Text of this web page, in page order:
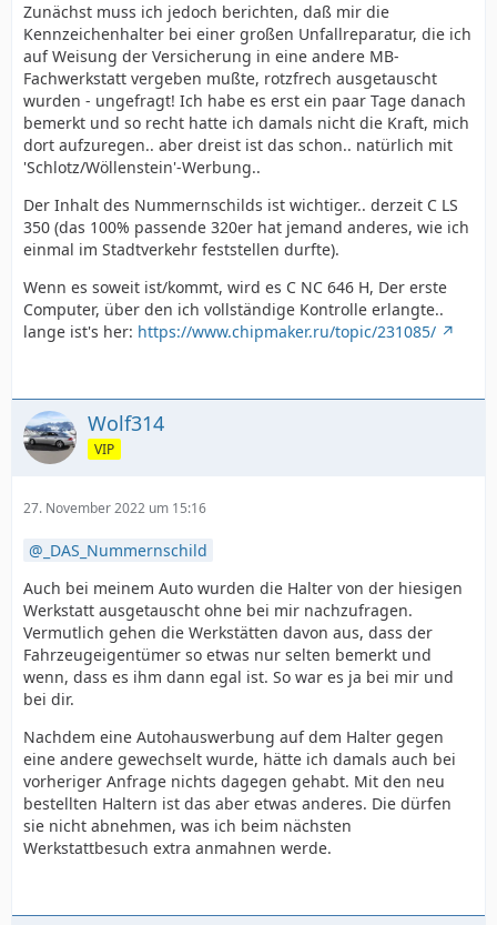
Zunächst muss ich jedoch berichten, daß mir die
Kennzeichenhalter bei einer großen Unfallreparatur, die ich
auf Weisung der Versicherung in eine andere MB-
Fachwerkstatt vergeben mußte, rotzfrech ausgetauscht
wurden - ungefragt! Ich habe es erst ein paar Tage danach
bemerkt und so recht hatte ich damals nicht die Kraft, mich
dort aufzuregen.. aber dreist ist das schon.. natürlich mit
'Schlotz/Wöllenstein'-Werbung..
Der Inhalt des Nummernschilds ist wichtiger.. derzeit C LS
350 (das 100% passende 320er hat jemand anderes, wie ich
einmal im Stadtverkehr feststellen durfte).
Wenn es soweit ist/kommt, wird es C NC 646 H, Der erste
Computer, über den ich vollständige Kontrolle erlangte..
lange ist's her: https://www.chipmaker.ru/topic/231085/
Wolf314
VIP
27. November 2022 um 15:16
_DAS_Nummernschild
Auch bei meinem Auto wurden die Halter von der hiesigen
Werkstatt ausgetauscht ohne bei mir nachzufragen.
Vermutlich gehen die Werkstätten davon aus, dass der
Fahrzeugeigentümer so etwas nur selten bemerkt und
wenn, dass es ihm dann egal ist. So war es ja bei mir und
bei dir.
Nachdem eine Autohauswerbung auf dem Halter gegen
eine andere gewechselt wurde, hätte ich damals auch bei
vorheriger Anfrage nichts dagegen gehabt. Mit den neu
bestellten Haltern ist das aber etwas anderes. Die dürfen
sie nicht abnehmen, was ich beim nächsten
Werkstattbesuch extra anmahnen werde.